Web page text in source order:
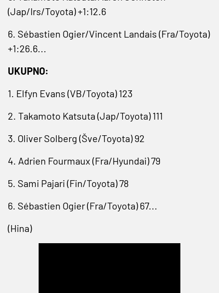
(Jap/Irs/Toyota) +1:12.6
6. Sébastien Ogier/Vincent Landais (Fra/Toyota)
+1:26.6...
UKUPNO:
1. Elfyn Evans (VB/Toyota) 123
2. Takamoto Katsuta (Jap/Toyota) 111
3. Oliver Solberg (Šve/Toyota) 92
4. Adrien Fourmaux (Fra/Hyundai) 79
5. Sami Pajari (Fin/Toyota) 78
6. Sébastien Ogier (Fra/Toyota) 67...
(Hina)